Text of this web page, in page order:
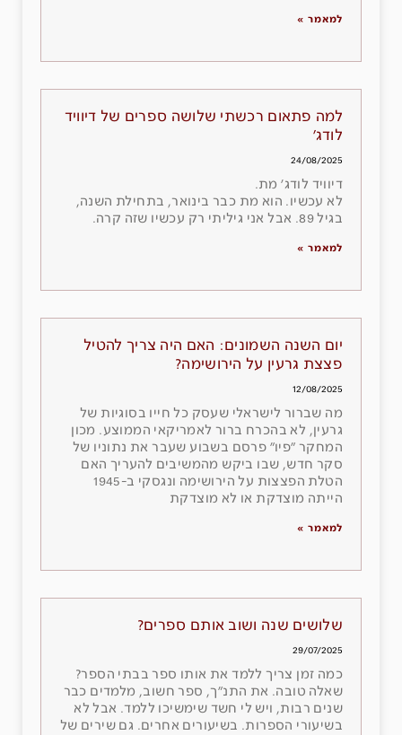
למאמר »
למה פתאום רכשתי שלושה ספרים של דיוויד
לודג׳
24/08/2025
דיוויד לודג׳ מת.
לא עכשיו. הוא מת כבר בינואר, בתחילת השנה,
בגיל 89. אבל אני גיליתי רק עכשיו שזה קרה.
למאמר »
יום השנה השמונים: האם היה צריך להטיל
פצצת גרעין על הירושימה?
12/08/2025
מה שברור לישראלי שעסק כל חייו בסוגיות של
גרעין, לא בהכרח ברור לאמריקאי הממוצע. מכון
המחקר ״פיו״ פרסם בשבוע שעבר את נתוניו של
סקר חדש, שבו ביקש מהמשיבים להעריך האם
הטלת הפצצות על הירושימה ונגסקי ב-1945
הייתה מוצדקת או לא מוצדקת
למאמר »
שלושים שנה ושוב אותם ספרים?
29/07/2025
כמה זמן צריך ללמד את אותו ספר בבתי הספר?
שאלה טובה. את התנ״ך, ספר חשוב, מלמדים כבר
שנים רבות, ויש לי חשד שימשיכו ללמד. אבל לא
בשיעורי הספרות. בשיעורים אחרים. גם שירים של